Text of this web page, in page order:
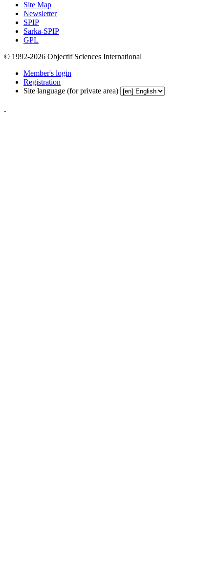
Site Map
Newsletter
SPIP
Sarka-SPIP
GPL
© 1992-2026 Objectif Sciences International
Member's login
Registration
Site language (for private area)